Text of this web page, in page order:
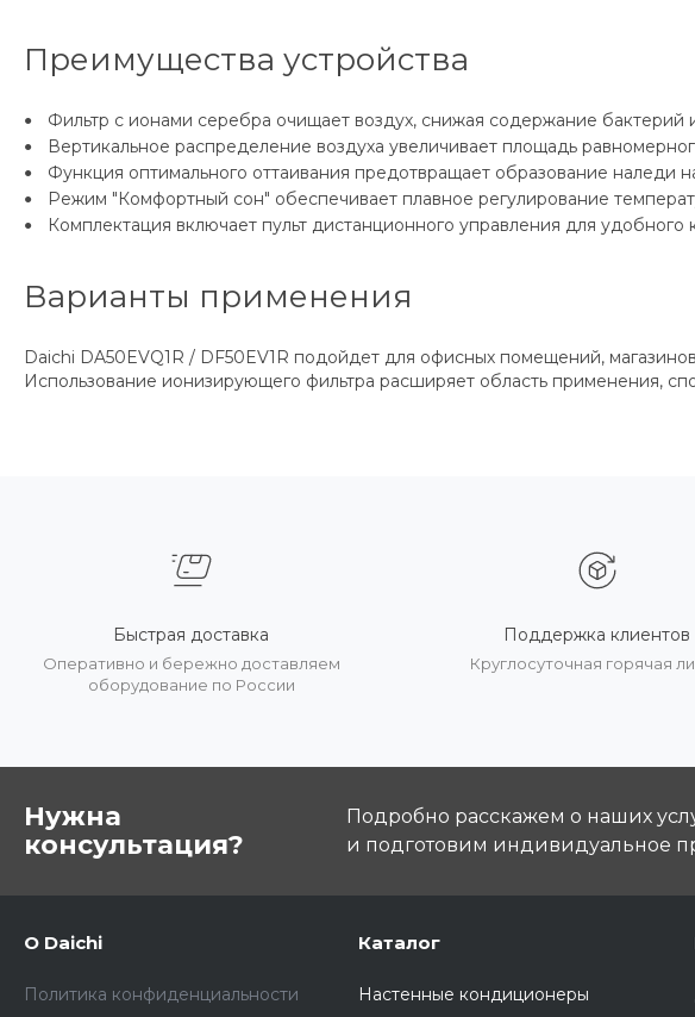
Преимущества устройства
Фильтр с ионами серебра очищает воздух, снижая содержание бактерий
Вертикальное распределение воздуха увеличивает площадь
Функция оптимального оттаивания предотвращает образование наледи
Режим "Комфортный сон" обеспечивает плавное регулирование
Комплектация включает пульт дистанционного управления для удобного
Варианты применения
Daichi DA50EVQ1R / DF50EV1R подойдет для офисных помещений,
Использование ионизирующего фильтра расширяет область применения,
Быстрая доставка
Оперативно и бережно доставляем
оборудование по России
Поддержка клиентов
Круглосуточная горячая
Нужна
консультация?
Подробно расскажем о наших
и подготовим индивидуальное
О Daichi
Политика конфиденциальности
Каталог
Настенные кондиционеры